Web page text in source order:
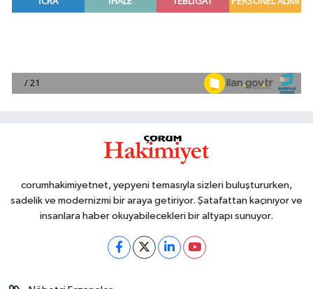
corumhakimiyetnet, yepyeni temasıyla sizleri buluştururken,
sadelik ve modernizmi bir araya getiriyor. Şatafattan kaçınıyor ve
insanlara haber okuyabilecekleri bir altyapı sunuyor.